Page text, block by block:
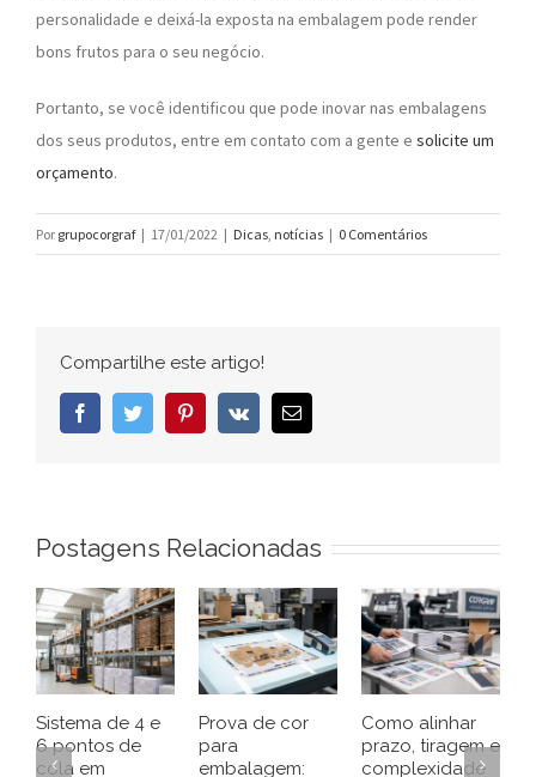
personalidade e deixá-la exposta na embalagem pode render
bons frutos para o seu negócio.
Portanto, se você identificou que pode inovar nas embalagens
dos seus produtos, entre em contato com a gente e solicite um
orçamento.
Por grupocorgraf | 17/01/2022 | Dicas, notícias | 0 Comentários
Compartilhe este artigo!
FacebookTwitter PinterestVk
E-
mail
Postagens Relacionadas
Sistema de 4 e
6 pontos de
cola em
Prova de cor
para
embalagem:
Como alinhar
prazo, tiragem e
complexidade